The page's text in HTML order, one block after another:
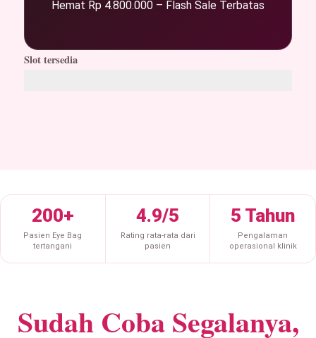
Hemat Rp 4.800.000 – Flash Sale Terbatas
Slot tersedia
200+
Pasien Eye Bag
tertangani
4.9/5
Rating rata-rata dari
pasien
5 Tahun
Pengalaman
operasional klinik
Sudah Coba Segalanya,